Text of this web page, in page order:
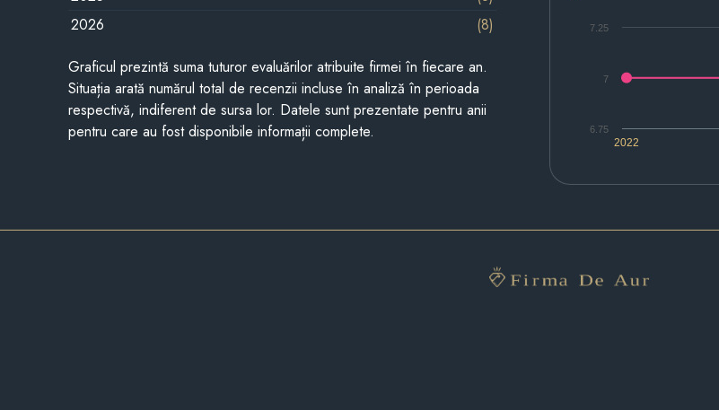
2022
6.75
7
7.25
2026
(8)
Graficul prezintă suma tuturor evaluărilor atribuite firmei în fiecare an.
Situația arată numărul total de recenzii incluse în analiză în perioada
respectivă, indiferent de sursa lor. Datele sunt prezentate pentru anii
pentru care au fost disponibile informații complete.